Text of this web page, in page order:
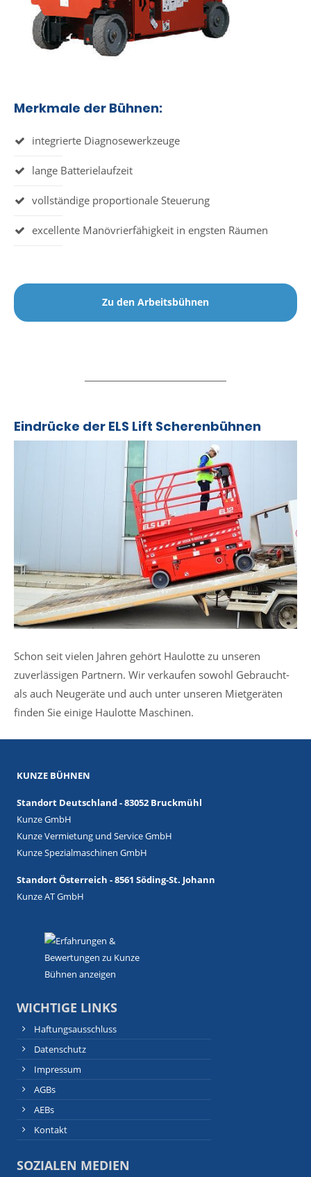
Merkmale der Bühnen:
integrierte Diagnosewerkzeuge
lange Batterielaufzeit
vollständige proportionale Steuerung
excellente Manövrierfähigkeit in engsten Räumen
Zu den Arbeitsbühnen
Eindrücke der ELS Lift Scherenbühnen
Schon seit vielen Jahren gehört Haulotte zu unseren
zuverlässigen Partnern. Wir verkaufen sowohl Gebraucht-
als auch Neugeräte und auch unter unseren Mietgeräten
finden Sie einige Haulotte Maschinen.
KUNZE BÜHNEN
Standort Deutschland - 83052 Bruckmühl
Kunze GmbH
Kunze Vermietung und Service GmbH
Kunze Spezialmaschinen GmbH
Standort Österreich - 8561 Söding-St. Johann
Kunze AT GmbH
WICHTIGE LINKS
Haftungsausschluss
Datenschutz
Impressum
AGBs
AEBs
Kontakt
SOZIALEN MEDIEN